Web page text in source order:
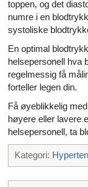
toppen, og det
numre i en
systoliske
En optimal
helsepersonell hva
regelmessig få
forteller legen din.
Få øyeblikkelig
høyere eller lavere
helsepersonell, ta
Kategori: